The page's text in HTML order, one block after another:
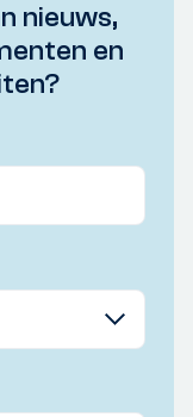
nieuws,
en